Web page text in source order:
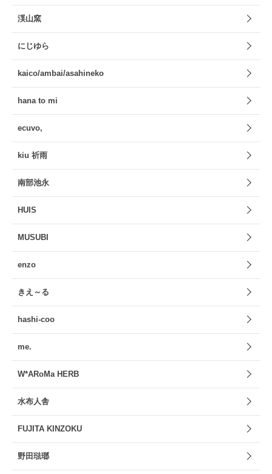
渓山窯
にじゆら
kaico/ambai/asahineko
hana to mi
ecuvo,
kiu 祈雨
南部池永
HUIS
MUSUBI
enzo
きえ～る
hashi-coo
me.
W*ARoMa HERB
水布人舎
FUJITA KINZOKU
野田琺瑯